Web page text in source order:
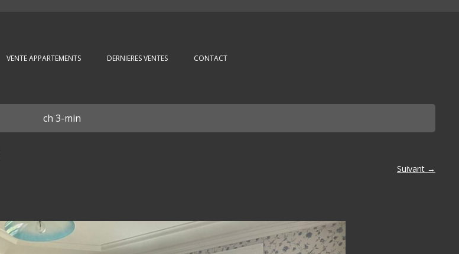
VENTE APPARTEMENTS DERNIERES VENTES CONTACT
ch 3-min
Suivant →